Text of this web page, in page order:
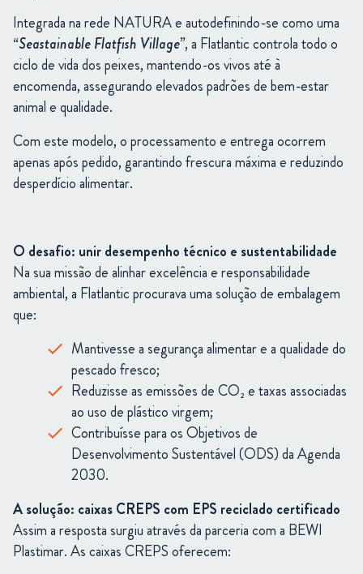
Integrada na rede NATURA e autodefinindo-se como uma
“Seastainable Flatfish Village”, a Flatlantic controla todo o
ciclo de vida dos peixes, mantendo-os vivos até à
encomenda, assegurando elevados padrões de bem-estar
animal e qualidade.
Com este modelo, o processamento e entrega ocorrem
apenas após pedido, garantindo frescura máxima e reduzindo
desperdício alimentar.
O desafio: unir desempenho técnico e sustentabilidade
Na sua missão de alinhar excelência e responsabilidade
ambiental, a Flatlantic procurava uma solução de embalagem
que:
Mantivesse a segurança alimentar e a qualidade do
pescado fresco;
Reduzisse as emissões de CO₂ e taxas associadas
ao uso de plástico virgem;
Contribuísse para os Objetivos de
Desenvolvimento Sustentável (ODS) da Agenda
2030.
A solução: caixas CREPS com EPS reciclado certificado
Assim a resposta surgiu através da parceria com a BEWI
Plastimar. As caixas CREPS oferecem: